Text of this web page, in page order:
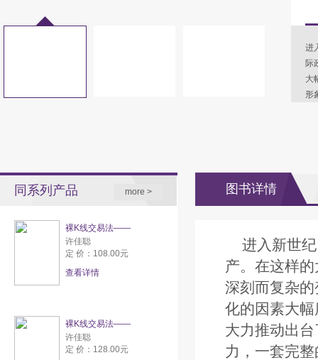
进
际
大
形
同系列产品 more >
裸K线交易法——
许佳聪
定 价：108.00元
查看详情
裸K线交易法——
许佳聪
定 价：128.00元
图书详情
进入新世
产。在这样
深刻而复杂
化的因素大
大力推动出
力，一套完